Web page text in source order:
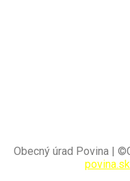
Obecný úrad Povina |
povina.sk